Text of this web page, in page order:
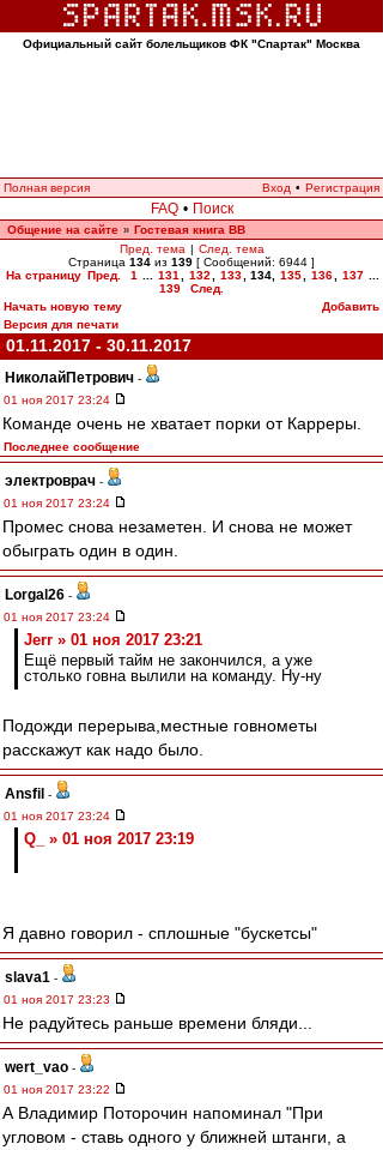
Официальный сайт болельщиков ФК "Спартак" Москва
Полная версия Вход • Регистрация
FAQ • Поиск
Общение на сайте » Гостевая книга ВВ
Пред. тема | След. тема
Страница 134 из 139 [ Сообщений: 6944 ]
На страницу Пред. 1 131 132 133 134, 135 136 137
139
След.
Начать новую тему
Добавить
Версия для печати
01.11.2017 - 30.11.2017
НиколайПетрович -
01 ноя 2017 23:24
Команде очень не хватает порки от Карреры.
Последнее сообщение
электроврач -
01 ноя 2017 23:24
Промес снова незаметен. И снова не может
обыграть один в один.
Lorgal26 -
01 ноя 2017 23:24
Jerr » 01 ноя 2017 23:21
Ещё первый тайм не закончился, а уже
столько говна вылили на команду. Ну-ну
Подожди перерыва,местные говнометы
расскажут как надо было.
Ansfil -
01 ноя 2017 23:24
Q_ » 01 ноя 2017 23:19
Я давно говорил - сплошные "бускетсы"
slava1 -
01 ноя 2017 23:23
Не радуйтесь раньше времени бляди...
wert_vao -
01 ноя 2017 23:22
А Владимир Поторочин напоминал "При
угловом - ставь одного у ближней штанги, а